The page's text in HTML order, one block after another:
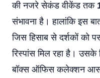
की नजरे सेकंड वीकेंड तक
संभावना है। हालांकि इस
जिस हिसाब से दर्शकों को
रिस्पांस मिल रहा है। उसके
बॉक्स ऑफिस कलेक्शन